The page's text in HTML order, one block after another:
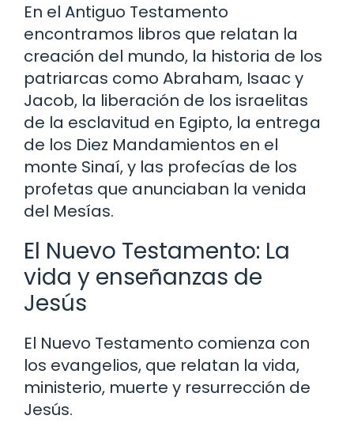
En el Antiguo Testamento
encontramos libros que relatan la
creación del mundo, la historia de los
patriarcas como Abraham, Isaac y
Jacob, la liberación de los israelitas
de la esclavitud en Egipto, la entrega
de los Diez Mandamientos en el
monte Sinaí, y las profecías de los
profetas que anunciaban la venida
del Mesías.
El Nuevo Testamento: La
vida y enseñanzas de
Jesús
El Nuevo Testamento comienza con
los evangelios, que relatan la vida,
ministerio, muerte y resurrección de
Jesús.